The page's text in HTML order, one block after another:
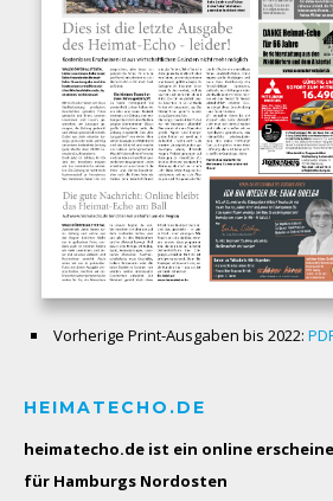
Vorherige Print-Ausgaben bis 2022:
HEIMATECHO.DE
heimatecho.de ist ein online
für Hamburgs Nordosten